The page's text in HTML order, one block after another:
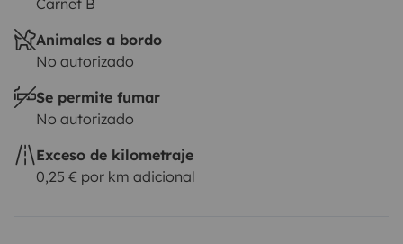
Carnet B
Animales a bordo
No autorizado
Se permite fumar
No autorizado
Exceso de kilometraje
0,25 € por km adicional